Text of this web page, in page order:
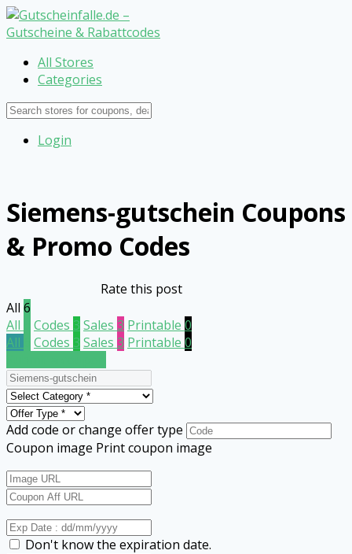
All Stores
Categories
Login
Siemens-gutschein Coupons
& Promo Codes
Rate this post
All 6
All
Codes 3 Sales 3 Printable 0
All
Codes 3 Sales 3 Printable 0
Add code or change offer type
Coupon image Print coupon image
Don't know the expiration date.